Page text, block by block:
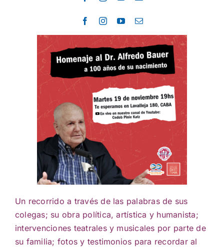
Un recorrido a través de las palabras de sus
colegas; su obra política, artística y humanista;
intervenciones teatrales y musicales por parte de
su familia; fotos y testimonios para recordar al